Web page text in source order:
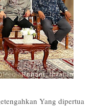
Yang dipertua